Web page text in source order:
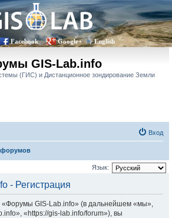
Facebook Google+ English
GIS-Lab.info
(ГИС) и Дистанционное зондирование Земли
Вход
Язык:
- Регистрация
GIS-Lab.info» (в дальнейшем «мы»,
«https://gis-lab.info/forum»), вы